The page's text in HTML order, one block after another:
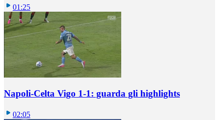
01:25
Napoli-Celta Vigo 1-1: guarda gli highlights
02:05